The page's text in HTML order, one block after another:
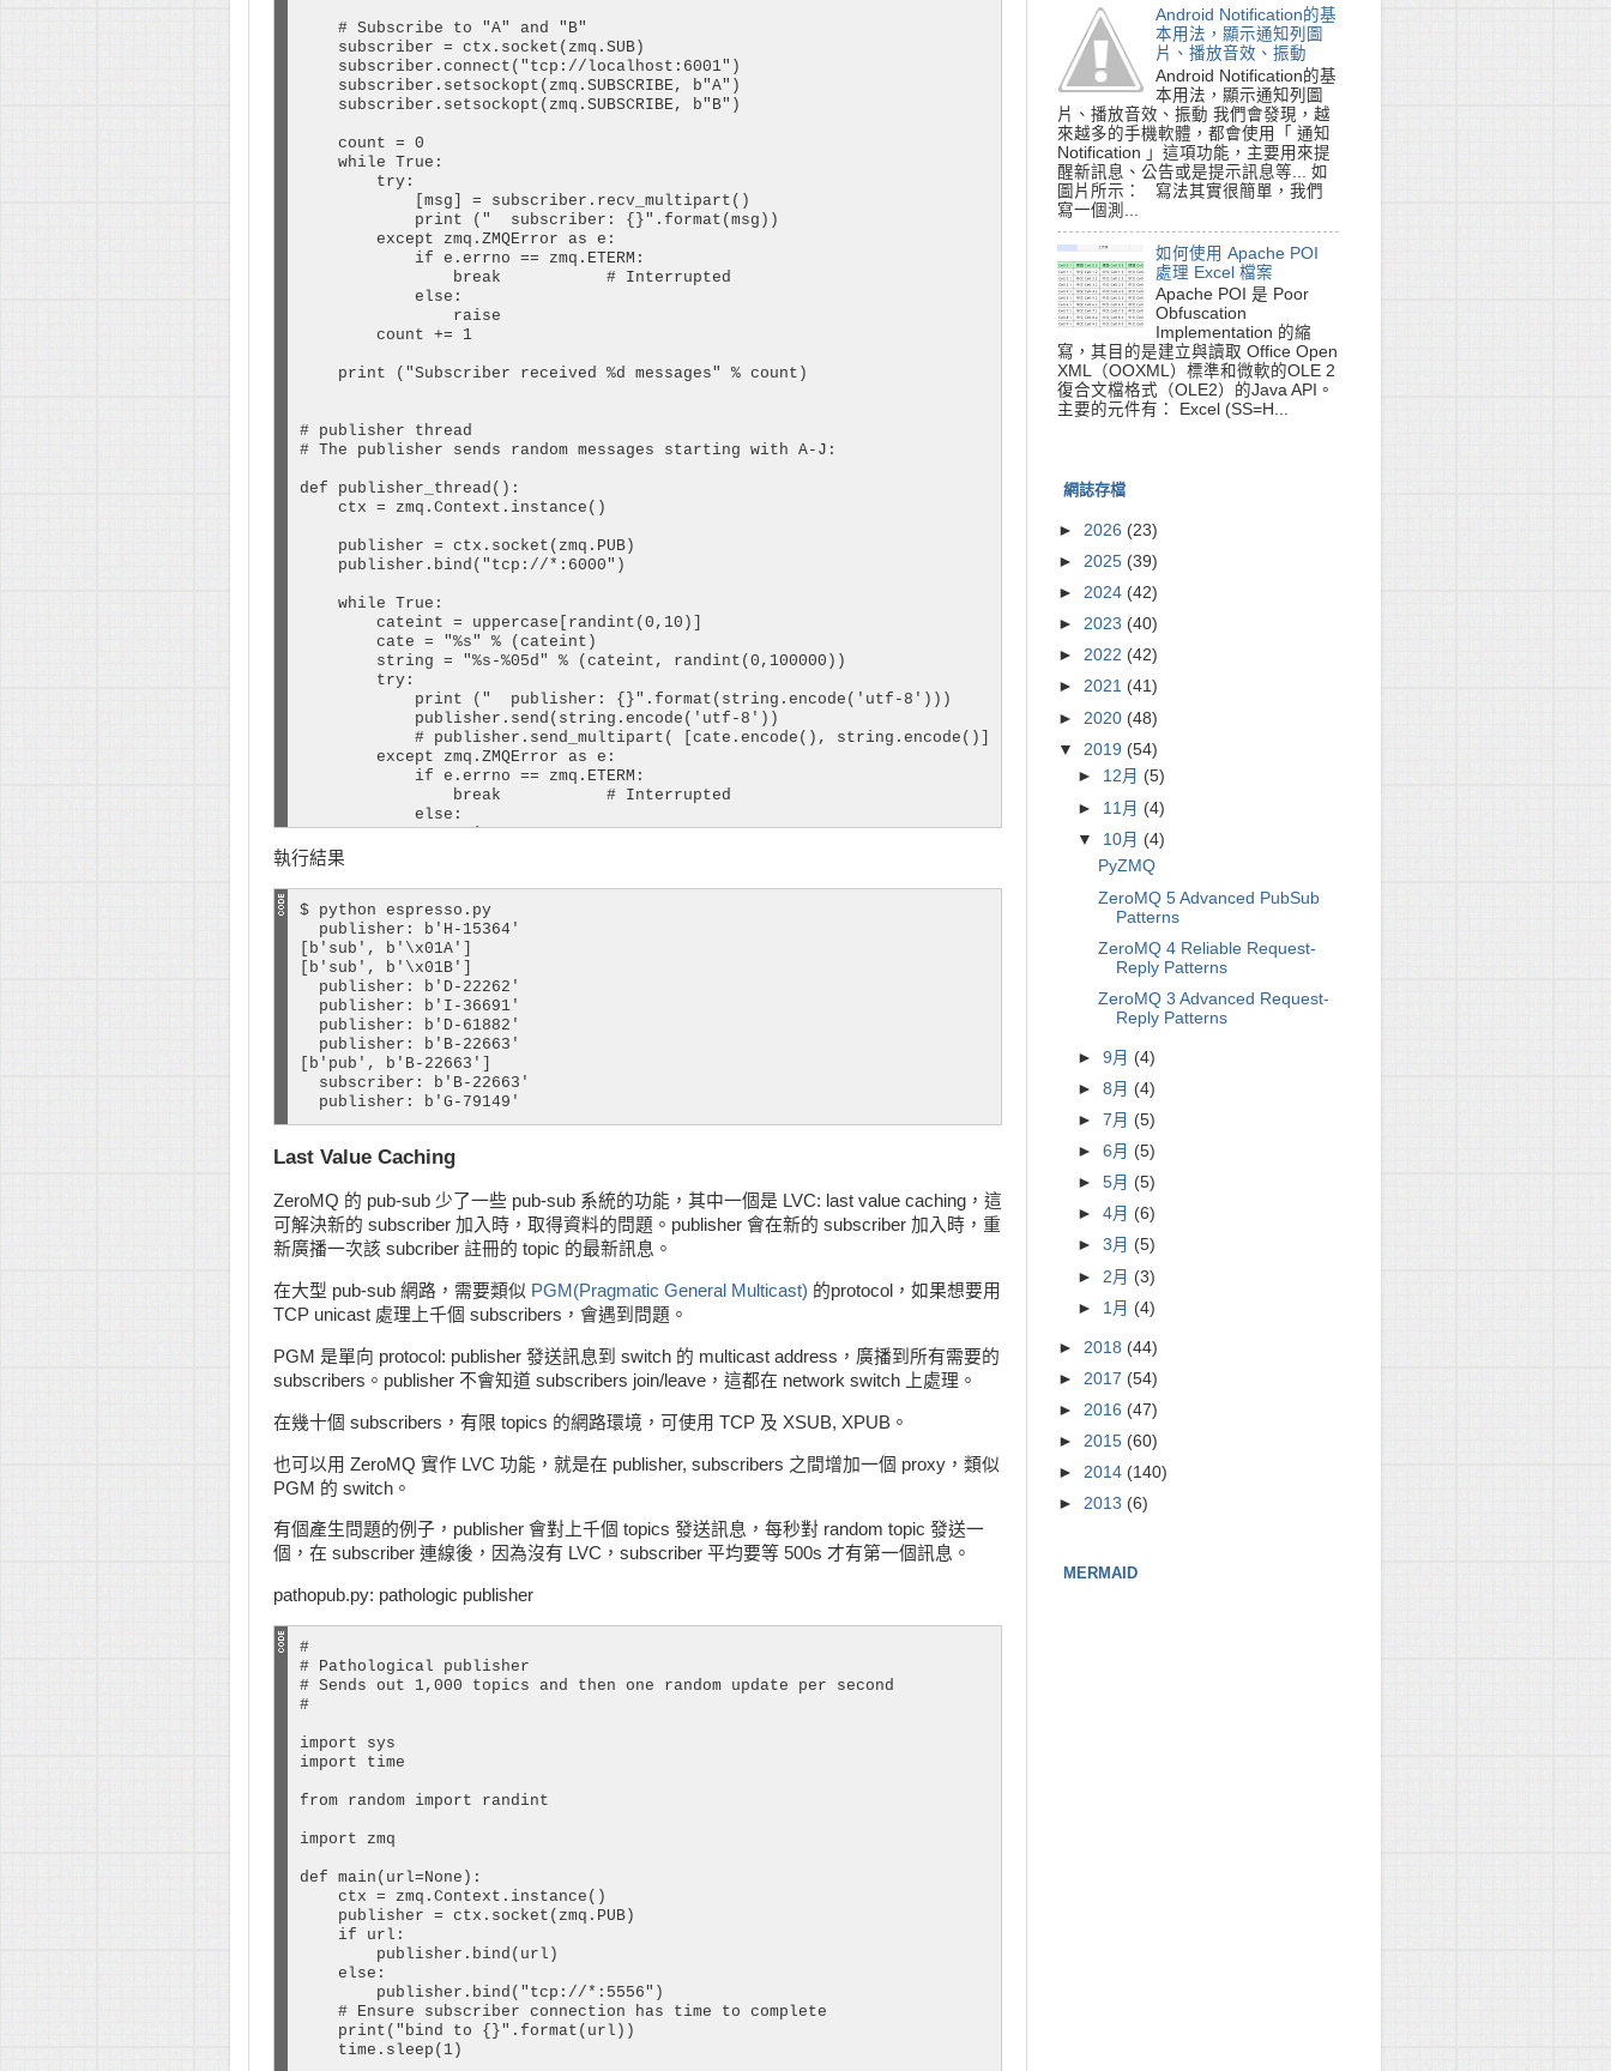
    # Subscribe to "A" and "B"
    subscriber = ctx.socket(zmq.SUB)
    subscriber.connect("tcp://localhost:6001")
    subscriber.setsockopt(zmq.SUBSCRIBE, b"A")
    subscriber.setsockopt(zmq.SUBSCRIBE, b"B")
    count = 0
    while True:
        try:
            [msg] = subscriber.recv_multipart()
            print ("  subscriber: {}".format(msg))
        except zmq.ZMQError as e:
            if e.errno == zmq.ETERM:
                break           # Interrupted
            else:
                raise
        count += 1
    print ("Subscriber received %d messages" % count)
# publisher thread
# The publisher sends random messages starting with A-J:
def publisher_thread():
    ctx = zmq.Context.instance()
    publisher = ctx.socket(zmq.PUB)
    publisher.bind("tcp://*:6000")
    while True:
        cateint = uppercase[randint(0,10)]
        cate = "%s" % (cateint)
        string = "%s-%05d" % (cateint, randint(0,100000))
        try:
            print ("  publisher: {}".format(string.encode('utf-8')))
            publisher.send(string.encode('utf-8'))
            # publisher.send_multipart( [cate.encode(), string.encode()] )
        except zmq.ZMQError as e:
            if e.errno == zmq.ETERM:
                break           # Interrupted
            else:
                raise
        time.sleep(0.1)         # Wait for 1/10th second
# listener thread
# The listener receives all messages flowing through the proxy, on its
# pipe. Here, the pipe is a pair of ZMQ_PAIR sockets that connects
# attached child threads via inproc. In other languages your mileage may vary:
def listener_thread (pipe):
    # Print everything that arrives on pipe
    while True:
        try:
            print (pipe.recv_multipart())
        except zmq.ZMQError as e:
                break           # Interrupted
# main thread
# The main task starts the subscriber and publisher, and then sets
# itself up as a listening proxy. The listener runs as a child thread:
def main ():
    ctx = zmq.Context.instance()
    p_thread = Thread(target=publisher_thread)
    s_thread = Thread(target=subscriber_thread)
    s_thread.start()
    pipe = zpipe(ctx)
    subscriber.connect("tcp://localhost:6000")
    publisher = ctx.socket(zmq.XPUB)
    l_thread.start()
    try:
        monitored_queue(subscriber, publisher, pipe[0], b'pub', b'sub')
        print ("Interrupted")
    del subscriber, publisher, pipe
    ctx.term()
if __name__ == '__main__':
    main()
執行結果
$ python espresso.py
  publisher: b'H-15364'
[b'sub', b'\x01A']
[b'sub', b'\x01B']
  publisher: b'D-22262'
  publisher: b'I-36691'
  publisher: b'D-61882'
  publisher: b'B-22663'
[b'pub', b'B-22663']
  subscriber: b'B-22663'
  publisher: b'G-79149'
Last Value Caching
ZeroMQ 的 pub-sub 少了一些 pub-sub 系統的功能，其中一個是 LVC: last value caching，這
可解決新的 subscriber 加入時，取得資料的問題。publisher 會在新的 subscriber 加入時，重
新廣播一次該 subcriber 註冊的 topic 的最新訊息。
在大型 pub-sub 網路，需要類似 PGM(Pragmatic General Multicast) 的protocol，如果想要用
TCP unicast 處理上千個 subscribers，會遇到問題。
PGM 是單向 protocol: publisher 發送訊息到 switch 的 multicast address，廣播到所有需要的
subscribers。publisher 不會知道 subscribers join/leave，這都在 network switch 上處理。
在幾十個 subscribers，有限 topics 的網路環境，可使用 TCP 及 XSUB, XPUB。
也可以用 ZeroMQ 實作 LVC 功能，就是在 publisher, subscribers 之間增加一個 proxy，類似
PGM 的 switch。
有個產生問題的例子，publisher 會對上千個 topics 發送訊息，每秒對 random topic 發送一
個，在 subscriber 連線後，因為沒有 LVC，subscriber 平均要等 500s 才有第一個訊息。
pathopub.py: pathologic publisher
#
# Pathological publisher
# Sends out 1,000 topics and then one random update per second
#
import sys
import time
from random import randint
import zmq
def main(url=None):
    ctx = zmq.Context.instance()
    publisher = ctx.socket(zmq.PUB)
    if url:
        publisher.bind(url)
    else:
        publisher.bind("tcp://*:5556")
    # Ensure subscriber connection has time to complete
    print("bind to {}".format(url))
    time.sleep(1)
Android Notification的基
本用法，顯示通知列圖
片、播放音效、振動
Android Notification的基
本用法，顯示通知列圖
片、播放音效、振動 我們會發現，越
來越多的手機軟體，都會使用「 通知
Notification 」這項功能，主要用來提
醒新訊息、公告或是提示訊息等... 如
圖片所示： 寫法其實很簡單，我們
寫一個測...
如何使用 Apache POI
處理 Excel 檔案
Apache POI 是 Poor
Obfuscation
Implementation 的縮
寫，其目的是建立與讀取 Office Open
XML（OOXML）標準和微軟的OLE 2
復合文檔格式（OLE2）的Java API。
主要的元件有： Excel (SS=H...
網誌存檔
► 2026 (23)
► 2025 (39)
► 2024 (42)
► 2023 (40)
► 2022 (42)
► 2021 (41)
► 2020 (48)
▼ 2019 (54)
► 12月 (5)
► 11月 (4)
▼ 10月 (4)
PyZMQ
ZeroMQ 5 Advanced PubSub
Patterns
ZeroMQ 4 Reliable Request-
Reply Patterns
ZeroMQ 3 Advanced Request-
Reply Patterns
►9月 (4)
►8月 (4)
►7月 (5)
►6月 (5)
►5月 (5)
►4月 (6)
►3月 (5)
► 2月 (3)
► 1月 (4)
► 2018 (44)
► 2017 (54)
► 2016 (47)
► 2015 (60)
► 2014 (140)
► 2013 (6)
MERMAID